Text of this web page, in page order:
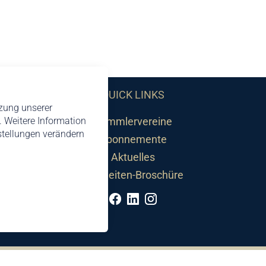
unserer
Weitere Information
verändern
QUICK LINKS
Sammlervereine
Abonnemente
Aktuelles
Neuheiten-Broschüre